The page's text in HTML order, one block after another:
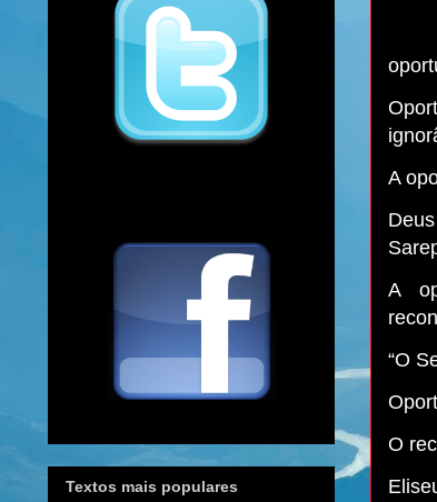
A
A
“O
O
Textos mais populares